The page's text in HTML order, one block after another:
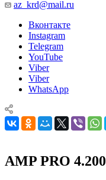
az_krd@mail.ru
Вконтакте
Instagram
Telegram
YouTube
Viber
Viber
WhatsApp
AMP PRO 4.200